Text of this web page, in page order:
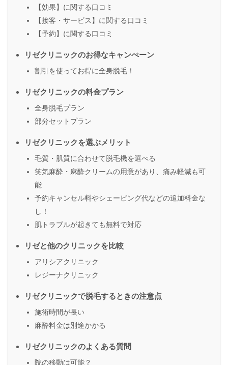
【効果】に関する口コミ
【接客・サービス】に関する口コミ
【予約】に関する口コミ
リゼクリニックのお得なキャンぺーン
割引を使ってお得に全身脱毛！
リゼクリニックの料金プラン
全身脱毛プラン
部分セットプラン
リゼクリニックを選ぶメリット
毛質・肌質に合わせて脱毛機を選べる
笑気麻酔・麻酔クリームの用意があり、痛み軽減も可
能
予約キャンセル料やシェービング代などの追加料金な
し！
肌トラブルが起きても無料で対応
リゼと他のクリニックを比較
アリシアクリニック
レジーナクリニック
リゼクリニックで脱毛するときの注意点
施術時間が長い
麻酔料金は別途かかる
リゼクリニックのよくある質問
院の移動は可能？